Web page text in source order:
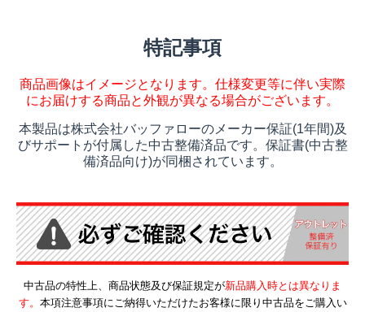
特記事項
商品画像はイメージとなります。仕様変更等に伴い実際
にお届けする商品と外観が異なる場合がございます。
本製品は株式会社バッファローのメーカー保証(1年間)及
びサポートが付属した中古整備済品です。保証書(中古整
備済品向け)が同梱されています。
中古品の特性上、商品状態及び保証規定が新品購入時とは異なりま
す。 本項注意事項にご納得いただけたお客様に限り中古品をご購入い